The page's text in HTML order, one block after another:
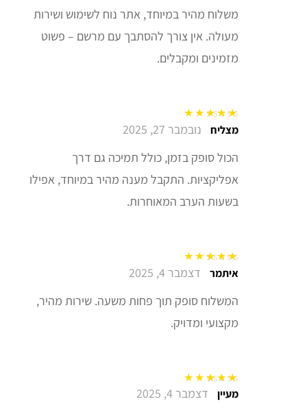
משלוח מהיר במיוחד, אתר נוח לשימוש ושירות
מעולה. אין צורך להסתבך עם מרשם – פשוט
מזמינים ומקבלים.
דורג5מתוך 5מצליח נובמבר 27, 2025
הכול סופק בזמן, כולל תמיכה גם דרך
אפליקציות. התקבל מענה מהיר במיוחד, אפילו
בשעות הערב המאוחרות.
דורג5מתוך 5איתמר דצמבר 4, 2025
המשלוח סופק תוך פחות משעה. שירות מהיר,
מקצועי ומדויק.
דורג5מתוך 5מעיין דצמבר 4, 2025